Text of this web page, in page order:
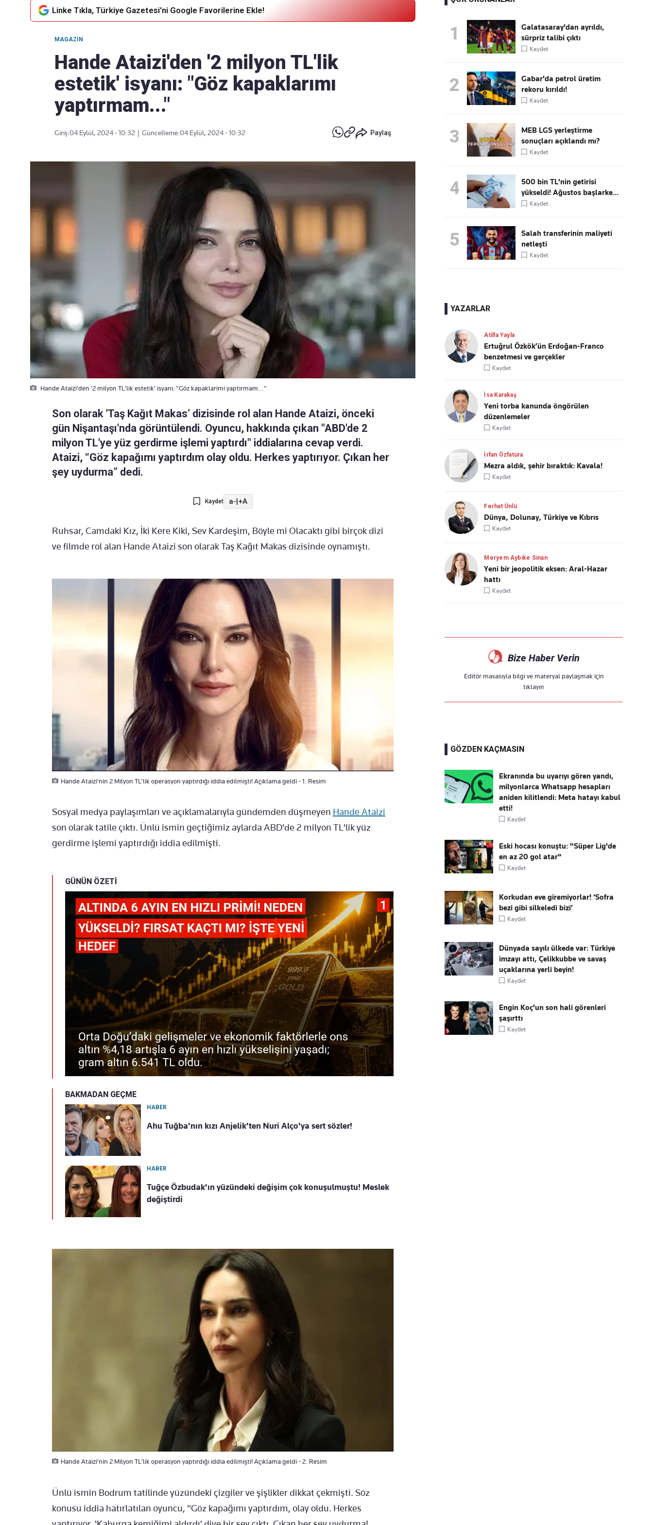
akışımıza ulaşın
göndermek için
Kaçırmayın
Ücretsiz üye olun, gündemi
Linke Tıkla, Türkiye Gazetesi'ni Google Favorilerine Ekle!
MAGAZIN
Hande Ataizi'den '2 milyon TL'lik
estetik' isyanı: "Göz kapaklarımı
yaptırmam..."
Giriş:04 Eylül, 2024 - 10:32 Güncelleme:04 Eylül, 2024 - 10:32 Paylaş
Hande Ataizi'den '2 milyon TL'lik estetik' isyani: "Göz kapaklarimi yaptirmam..."
Son olarak 'Taş Kağıt Makas’ dizisinde rol alan Hande Ataizi, önceki
gün Nişantaşı'nda görüntülendi. Oyuncu, hakkında çıkan "ABD'de 2
milyon TL'ye yüz gerdirme işlemi yaptırdı" iddialarına cevap verdi.
Ataizi, “Göz kapağımı yaptırdım olay oldu. Herkes yaptırıyor. Çıkan her
şey uydurma” dedi.
Kaydet a-|+A
Ruhsar, Camdaki Kız, İki Kere Kiki, Sev Kardeşim, Böyle mi Olacaktı gibi birçok dizi
ve filmde rol alan Hande Ataizi son olarak Taş Kağıt Makas dizisinde oynamıştı.
Hande Ataizi'nin 2 Milyon TL'lik operasyon yaptırdığı iddia edilmişti! Açıklama geldi - 1. Resim
Sosyal medya paylaşımları ve açıklamalarıyla gündemden düşmeyen Hande Ataizi
son olarak tatile çıktı. Ünlü ismin geçtiğimiz aylarda ABD'de 2 milyon TL'lik yüz
gerdirme işlemi yaptırdığı iddia edilmişti.
GÜNÜN ÖZETİ
BAKMADAN GEÇME
HABER
Ahu Tuğba'nın kızı Anjelik'ten Nuri Alço'ya sert sözler!
HABER
Tuğçe Özbudak'ın yüzündeki değişim çok konuşulmuştu! Meslek
değiştirdi
Hande Ataizi'nin 2 Milyon TL'lik operasyon yaptırdığı iddia edilmişti! Açıklama geldi - 2. Resim
Ünlü ismin Bodrum tatilinde yüzündeki çizgiler ve şişlikler dikkat çekmişti. Söz
konusu iddia hatırlatılan oyuncu, "Göz kapağımı yaptırdım, olay oldu. Herkes
1
Galatasaray'dan ayrıldı,
sürpriz talibi çıktı
Kaydet
2
Gabar'da petrol üretim
rekoru kırıldı!
Kaydet
3
MEB LGS yerleştirme
sonuçları açıklandı mı?
Kaydet
4
500 bin TL'nin getirisi
yükseldi! Ağustos başlarke...
Kaydet
5
Salah transferinin maliyeti
netleşti
Kaydet
YAZARLAR
Atilla Yayla
Ertuğrul Özkök’ün Erdoğan-Franco
benzetmesi ve gerçekler
Kaydet
İsa Karakaş
Yeni torba kanunda öngörülen
düzenlemeler
Kaydet
İrfan Özfatura
Mezra aldık, şehir bıraktık: Kavala!
Kaydet
Ferhat Ünlü
Dünya, Dolunay, Türkiye ve Kıbrıs
Kaydet
Meryem Aybike Sinan
Yeni bir jeopolitik eksen: Aral-Hazar
hattı
Kaydet
Bize Haber Verin
Editör masasıyla bilgi ve materyal paylaşmak için
tıklayın
GÖZDEN KAÇMASIN
Ekranında bu uyarıyı gören yandı,
milyonlarca Whatsapp hesapları
aniden kilitlendi: Meta hatayı kabul
etti!
Kaydet
Eski hocası konuştu: "Süper Lig'de
en az 20 gol atar"
Kaydet
Korkudan eve giremiyorlar! ‘Sofra
bezi gibi silkeledi bizi’
Kaydet
Dünyada sayılı ülkede var: Türkiye
imzayı attı, Çelikkubbe ve savaş
uçaklarına yerli beyin!
Kaydet
Engin Koç'un son hali görenleri
şaşırttı
Kaydet